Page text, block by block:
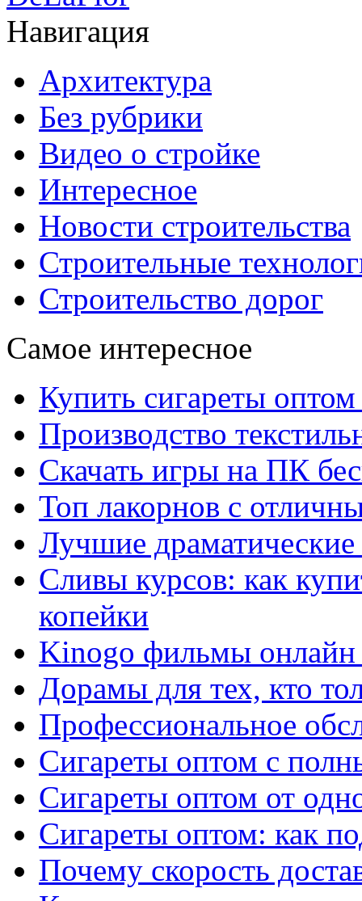
Навигация
Архитектура
Без рубрики
Видео о стройке
Интересное
Новости строительства
Строительные
Строительство дорог
Самое интересное
Купить сигареты
Производство
Скачать игры на ПК
Топ лакорнов с
Лучшие
Сливы курсов: как
копейки
Kinogo фильмы онлайн
Дорамы для тех, кто
Профессиональное
Сигареты оптом с
Сигареты оптом от
Сигареты оптом: как
Почему скорость